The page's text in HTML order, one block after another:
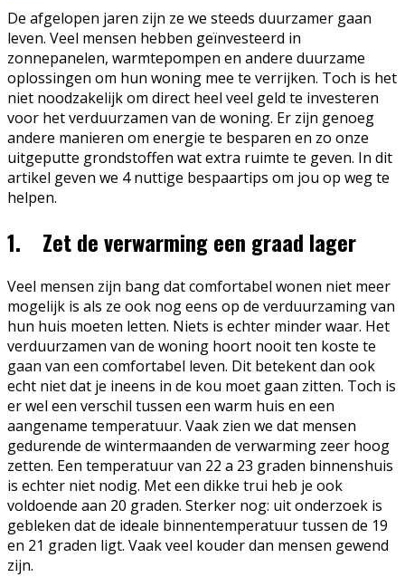
De afgelopen jaren zijn ze we steeds duurzamer gaan
leven. Veel mensen hebben geïnvesteerd in
zonnepanelen, warmtepompen en andere duurzame
oplossingen om hun woning mee te verrijken. Toch is het
niet noodzakelijk om direct heel veel geld te investeren
voor het verduurzamen van de woning. Er zijn genoeg
andere manieren om energie te besparen en zo onze
uitgeputte grondstoffen wat extra ruimte te geven. In dit
artikel geven we 4 nuttige bespaartips om jou op weg te
helpen.
1. Zet de verwarming een graad lager
Veel mensen zijn bang dat comfortabel wonen niet meer
mogelijk is als ze ook nog eens op de verduurzaming van
hun huis moeten letten. Niets is echter minder waar. Het
verduurzamen van de woning hoort nooit ten koste te
gaan van een comfortabel leven. Dit betekent dan ook
echt niet dat je ineens in de kou moet gaan zitten. Toch is
er wel een verschil tussen een warm huis en een
aangename temperatuur. Vaak zien we dat mensen
gedurende de wintermaanden de verwarming zeer hoog
zetten. Een temperatuur van 22 a 23 graden binnenshuis
is echter niet nodig. Met een dikke trui heb je ook
voldoende aan 20 graden. Sterker nog: uit onderzoek is
gebleken dat de ideale binnentemperatuur tussen de 19
en 21 graden ligt. Vaak veel kouder dan mensen gewend
zijn.